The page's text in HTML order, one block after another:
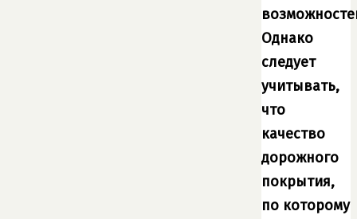
Однако
следует
учитывать,
что
качество
дорожного
покрытия,
по которому